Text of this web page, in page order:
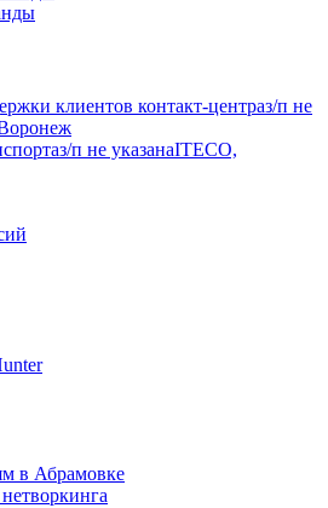
клиентов контакт-центраз/п не
з/п не указанаITECO,
в Абрамовке